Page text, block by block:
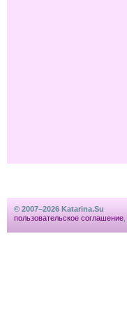
© 2007–2026 Katarina.Su
пользовательское соглашение